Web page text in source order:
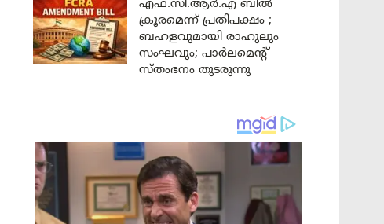
എഫ്.സി.ആർ.എ ബിൽ
ക്രൂരമെന്ന് പ്രതിപക്ഷം ;
ബഹളവുമായി രാഹുലും
സംഘവും; പാർലമെന്റ്
സ്തംഭനം തുടരുന്നു